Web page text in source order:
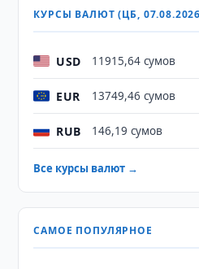
КУРСЫ ВАЛЮТ (ЦБ,
USD 11915,64 сумов
EUR 13749,46 сумов
RUB 146,19 сумов
Все курсы валют →
САМОЕ ПОПУЛЯРНОЕ